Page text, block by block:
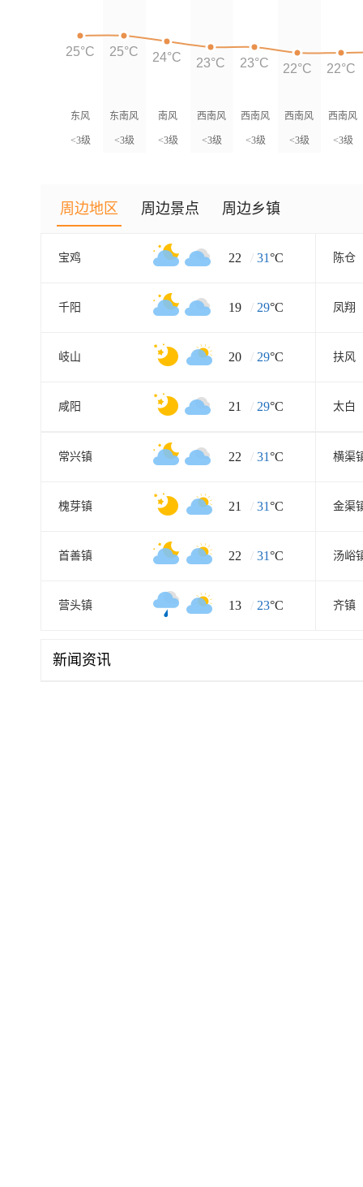
东风
<3级
东南风
<3级
南风
<3级
西南风
<3级
西南风
<3级
西南风
<3级
西南风
<3级
25°C 25°C 24°C 23°C 23°C 22°C 22°C
周边地区 周边景点 周边乡镇
宝鸡 22 / 31°C 陈仓
千阳 19 / 29°C 凤翔
岐山 20 / 29°C 扶风
咸阳 21 / 29°C 太白
常兴镇 22 / 31°C 横渠
槐芽镇 21 / 31°C 金渠
首善镇 22 / 31°C 汤峪
营头镇 13 / 23°C 齐镇
新闻资讯